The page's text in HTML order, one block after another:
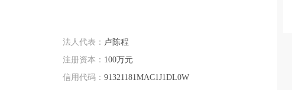
法人代表： 卢陈程
注册资本： 100万元
信用代码： 91321181MAC1J1DL0W